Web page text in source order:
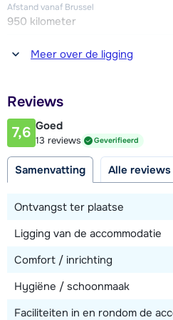
toegestaan.
Afstand vanaf Brussel
950 kilometer
Afstand tot winkel(s)
200 - 300 meter
200 - 300 meter
Afstand tot piste
25 meter
Meer over de ligging
Reviews
7,6 Goed
13 reviews Geverifieerd
Samenvatting Alle reviews
Ontvangst ter plaatse
Ligging van de accommodatie
Comfort / inrichting
Hygiëne / schoonmaak
Faciliteiten in en rondom de